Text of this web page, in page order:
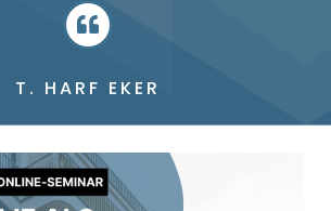
T. HARF EKER